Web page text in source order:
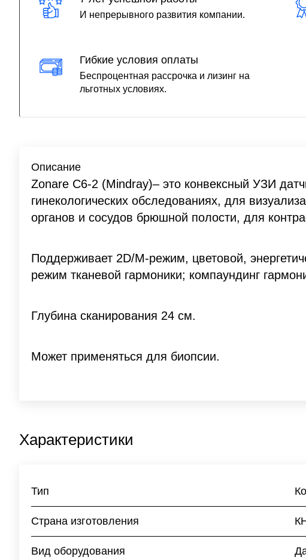
И непрерывного развития компании.
Гибкие условия оплаты
Беспроцентная рассрочка и лизинг на
льготных условиях.
Описание
Zonare C6-2 (Mindray)– это конвексный УЗИ
гинекологических обследованиях, для
органов и сосудов брюшной полости, для
Поддерживает 2D/M-режим, цветовой,
режим тканевой гармоники; компаундинг
Глубина сканирования 24 см.
Может применяться для биопсии.
Характеристики
Тип
Страна изготовления
Вид оборудования